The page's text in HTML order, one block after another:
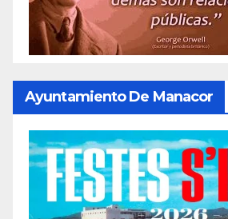
Ayuntamiento De Manacor